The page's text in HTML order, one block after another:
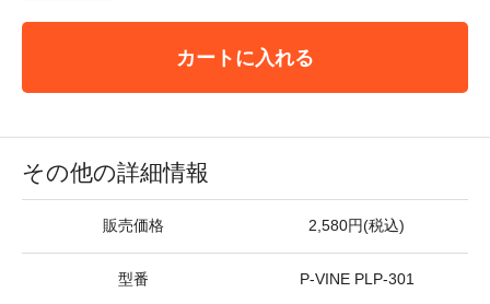
カートに入れる
その他の詳細情報
販売価格 2,580円(税込)
型番 P-VINE PLP-301